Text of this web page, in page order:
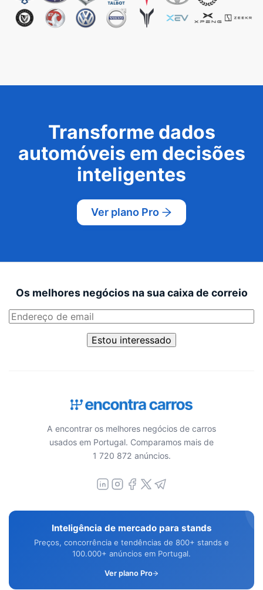
Transforme dados
automóveis em decisões
inteligentes
Ver plano Pro
Os melhores negócios na sua caixa de correio
Estou interessado
A encontrar os melhores negócios de carros
usados em Portugal. Comparamos mais de
1 720 872 anúncios.
Inteligência de mercado para stands
Preços, concorrência e tendências de 800+ stands e
100.000+ anúncios em Portugal.
Ver plano Pro